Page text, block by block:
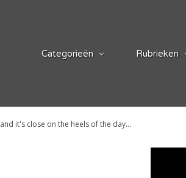
Categorieën Rubrieken
it's close on the heels of the day...